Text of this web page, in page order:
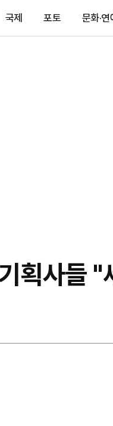
국제 포토 문화·연
획사들 "